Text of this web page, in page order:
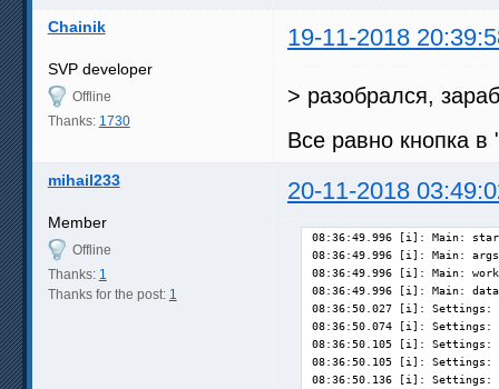
Chainik 19-11-2018
SVP developer
Offline
Thanks: 1730
> разобрался,
Все равно кнопка в
mihail233 20-11-2018
Member
Offline
Thanks: 1
Thanks for the post: 1
08:36:49.996 [i]: Main:
08:36:49.996 [i]: Main:
08:36:49.996 [i]: Main:
08:36:49.996 [i]: Main: data
08:36:50.027 [i]: Settings:
08:36:50.074 [i]: Settings:
08:36:50.105 [i]: Settings:
08:36:50.105 [i]: Settings:
08:36:50.136 [i]: Settings: